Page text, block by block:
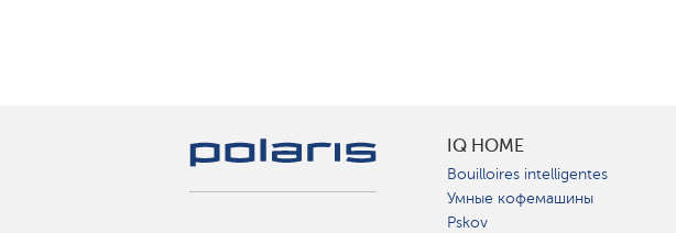
IQ HOME
Bouilloires intelligentes
Умные кофемашины
Pskov